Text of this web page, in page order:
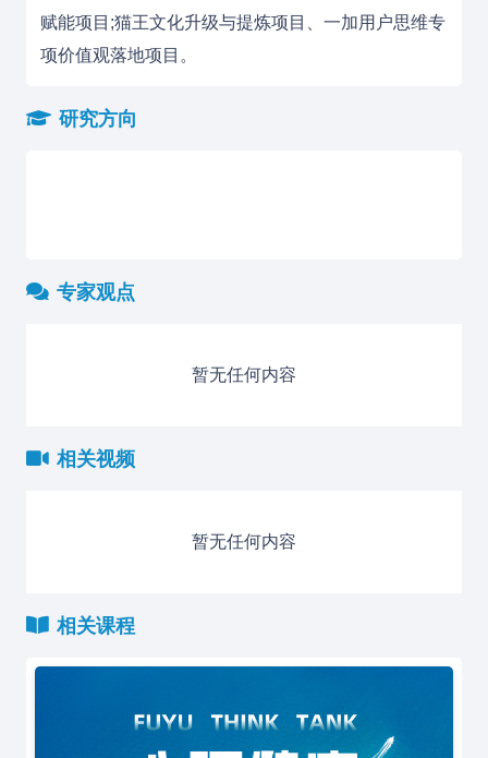
赋能项目;猫王文化升级与提炼项目、一加用户思维专
项价值观落地项目。
研究方向
专家观点
暂无任何内容
相关视频
暂无任何内容
相关课程